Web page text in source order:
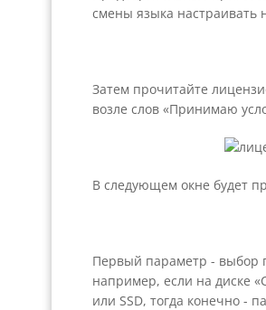
смены языка настраивать
Затем прочитайте
возле слов «Принимаю
В следующем окне будет
Первый параметр - выбор
например, если на диске
или SSD, тогда конечно -